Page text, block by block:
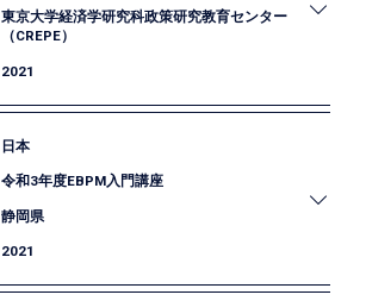
おいて、EBPMと統計に関する講義を実施しまし
た。
東京大学経済学研究科政策研究教育センター
（CREPE）
2021
東京大学経済学研究科政策研究教育センター
（CREPE）が実施した研修「政策評価の実践・集中
コース」において、自治体によるEBPM実装の事例
日本
令和3年度EBPM入門講座
静岡県
2021